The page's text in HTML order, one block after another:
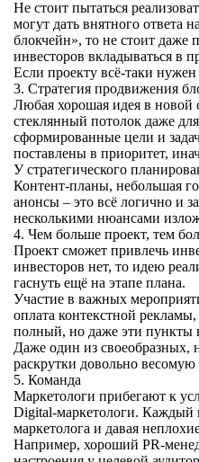
Не стоит пытаться
могут дать внятного ответа
блокчейн», то не стоит даже
инвесторов вкладываться в
Если проекту всё-таки
3. Стратегия продвижения
Любая хорошая идея в новой
стеклянный потолок даже
сформированные цели и
поставлены в приоритет,
У стратегического
Контент-планы, небольшая
анонсы – это всё логично и
несколькими нюансами
4. Чем больше проект, тем
Проект сможет привлечь
инвесторов нет, то идею
гаснуть ещё на этапе плана.
Участие в важных
оплата контекстной
полный, но даже эти пункты
Даже один из своеобразных,
раскрутки довольно весомую
5. Команда
Маркетологи прибегают к
Digital-маркетологи. Каждый
маркетолога и давая
Например, хороший PR-